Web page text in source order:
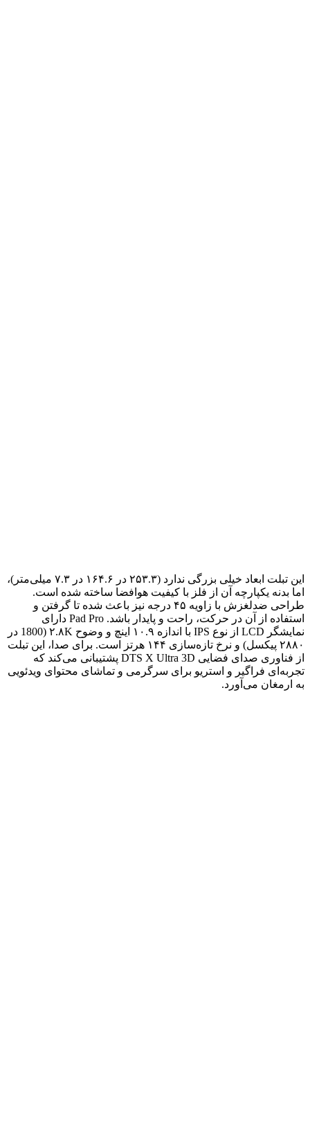
این تبلت ابعاد خیلی بزرگی ندارد (۲۵۳.۳ در ۱۶۴.۶ در ۷.۳ میلی‌متر)،
اما بدنه‌ یکپارچه‌ آن از فلز با کیفیت هوافضا ساخته شده است.
طراحی ضدلغزش با زاویه ۴۵ درجه نیز باعث شده تا گرفتن و
استفاده از آن در حرکت، راحت و پایدار باشد. Pad Pro دارای
نمایشگر LCD از نوع IPS با اندازه ۱۰.۹ اینچ و وضوح ۲.۸K (1800 در
۲۸۸۰ پیکسل) و نرخ تازه‌سازی ۱۴۴ هرتز است. برای صدا، این تبلت
از فناوری صدای فضایی DTS X Ultra 3D پشتیبانی می‌کند که
تجربه‌ای فراگیر و استریو برای سرگرمی و تماشای محتوای ویدئویی
به ارمغان می‌آورد.